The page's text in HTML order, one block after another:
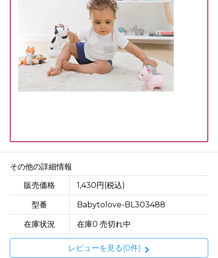
その他の詳細情報
販売価格 1,430円(税込)
型番 Babytolove-BL303488
在庫状況 在庫0 売切れ中
レビューを見る(0件)